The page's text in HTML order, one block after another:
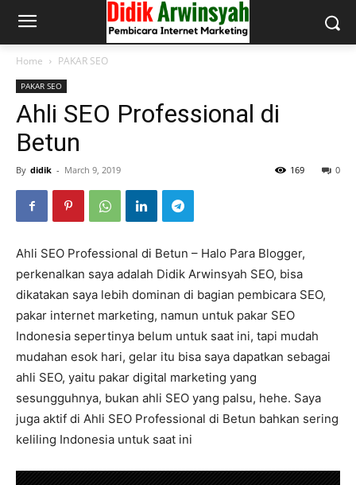
Home PAKAR SEO
PAKAR SEO
Ahli SEO Professional di
Betun
By didik - March 9, 2019 0
169
Ahli SEO Professional di Betun – Halo Para Blogger,
perkenalkan saya adalah Didik Arwinsyah SEO, bisa
dikatakan saya lebih dominan di bagian pembicara SEO,
pakar internet marketing, namun untuk pakar SEO
Indonesia sepertinya belum untuk saat ini, tapi mudah
mudahan esok hari, gelar itu bisa saya dapatkan sebagai
ahli SEO, yaitu pakar digital marketing yang
sesungguhnya, bukan ahli SEO yang palsu, hehe. Saya
juga aktif di Ahli SEO Professional di Betun bahkan sering
keliling Indonesia untuk saat ini